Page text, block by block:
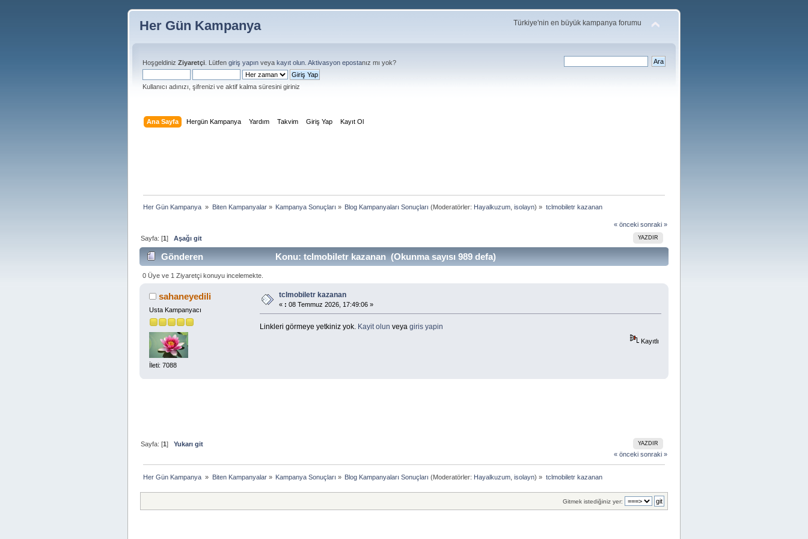
Her Gün Kampanya Türkiye'nin en büyük kampanya forumu
Hoşgeldiniz Ziyaretçi . Lütfen giriş yapın veya kayıt olun Aktivasyon epostanız mı yok?
Kullanıcı adınızı, şifrenizi ve aktif kalma süresini giriniz
Ana Sayfa Hergün Kampanya Yardım Takvim Giriş Yap Kayıt Ol
Her Gün Kampanya » Biten Kampanyalar» Kampanya Sonuçları » Blog Kampanyaları Sonuçları (Moderatörler: Hayalkuzum ,isolayn) » tclmobiletr kazanan
« önceki sonraki »
YAZDIR
Sayfa: [1]Aşağı git
Gönderen Konu: tclmobiletr kazanan (Okunma sayısı 989 defa)
0 Üye ve 1 Ziyaretçi konuyu incelemekte.
sahaneyedili
Usta Kampanyacı
İleti: 7088
tclmobiletr kazanan
« : 08 Temmuz 2026, 17:49:06 »
Linkleri görmeye yetkiniz yok. Kayit olun veya giris yapin
Kayıtlı
YAZDIR
Sayfa: [1]Yukarı git
« önceki sonraki »
Her Gün Kampanya » Biten Kampanyalar» Kampanya Sonuçları » Blog Kampanyaları Sonuçları (Moderatörler: Hayalkuzum ,isolayn) » tclmobiletr kazanan
Gitmek istediğiniz yer: